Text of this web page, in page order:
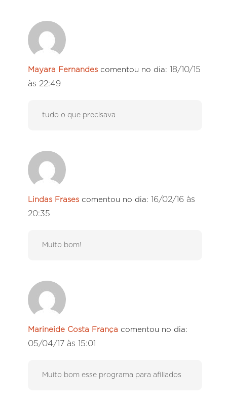
Mayara Fernandes comentou no dia: 18/10/15
às 22:49
tudo o que precisava
Lindas Frases comentou no dia: 16/02/16 às
20:35
Muito bom!
Marineide Costa França comentou no dia:
05/04/17 às 15:01
Muito bom esse programa para afiliados